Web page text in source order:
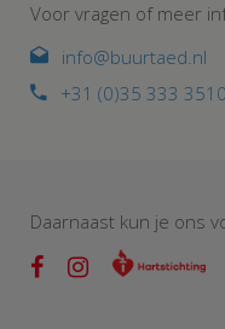
Voor vragen of meer
info@buurtaed.nl
+31 (0)35 333 3510
Daarnaast kun je ons